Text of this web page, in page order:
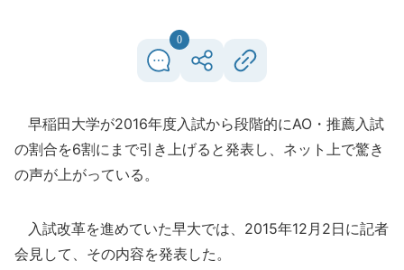
0
早稲田大学が2016年度入試から段階的にAO・推薦入試
の割合を6割にまで引き上げると発表し、ネット上で驚き
の声が上がっている。
入試改革を進めていた早大では、2015年12月2日に記者
会見して、その内容を発表した。